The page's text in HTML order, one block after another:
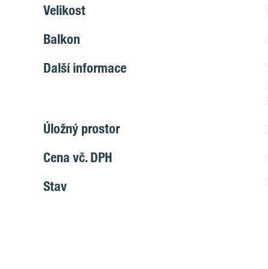
Velikost
Balkon
Další informace
Úložný prostor
Cena vč. DPH
Stav